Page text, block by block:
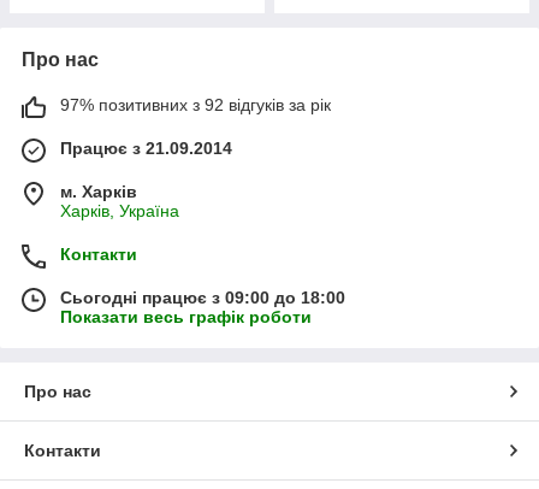
Про нас
97% позитивних з 92 відгуків за рік
Працює з 21.09.2014
м. Харків
Харків, Україна
Контакти
Сьогодні працює з 09:00 до 18:00
Показати весь графік роботи
Про нас
Контакти